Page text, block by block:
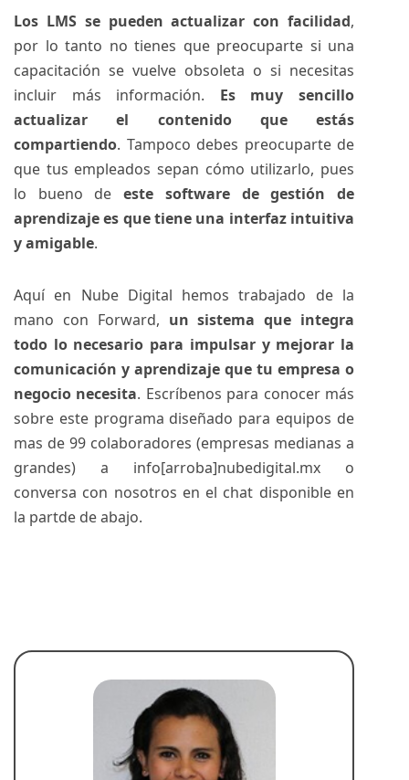
Los LMS se pueden actualizar con facilidad,
por lo tanto no tienes que preocuparte si una
capacitación se vuelve obsoleta o si necesitas
incluir más información. Es muy sencillo
actualizar el contenido que estás
compartiendo. Tampoco debes preocuparte de
que tus empleados sepan cómo utilizarlo, pues
lo bueno deeste software de gestión de
aprendizaje es que tiene una interfaz intuitiva
y amigable.
Aquí en Nube Digital hemos trabajado de la
mano con Forward, un sistema que integra
todo lo necesario para impulsar y mejorar la
comunicación y aprendizaje que tu empresa o
negocio necesita. Escríbenos para conocer más
sobre este programa diseñado para equipos de
mas de 99 colaboradores (empresas medianas a
grandes) a info[arroba]nubedigital.mx o
conversa con nosotros en el chat disponible en
la partde de abajo.